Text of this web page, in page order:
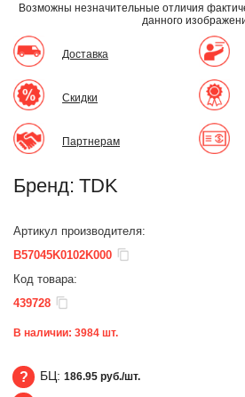
Возможны незначительные отличия
данного
Доставка
Скидки
Партнерам
Бренд: TDK
Артикул производителя:
B57045K0102K000
Код товара:
439728
В наличии: 3984 шт.
БЦ: 186.95 руб./шт.